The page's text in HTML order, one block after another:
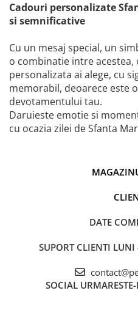
Cadouri personalizate
si semnificative
Cu un mesaj special, un
o combinatie intre
personalizata ai alege, cu
memorabil, deoarece este
devotamentului tau.
Daruieste emotie si
cu ocazia zilei de Sfanta
DATE
SUPORT CLIENTI LUNI
SOCIAL